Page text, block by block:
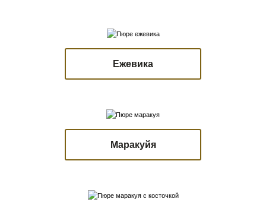
Ежевика
Маракуйя